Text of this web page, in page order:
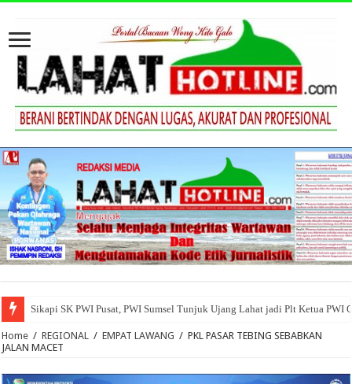
Sikapi SK PWI Pusat, PWI Sumsel Tunjuk Ujang Lahat jadi Plt Ketua PWI
Home / REGIONAL / EMPAT LAWANG / PKL PASAR TEBING SEBABKAN
JALAN MACET